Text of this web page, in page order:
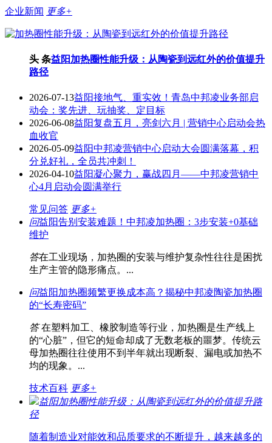
企业新闻 更多+
头 条益阳加热圈性能升级：从陶瓷到远红外的价值提升
路径
2026-07-13益阳接地气、重实效！青岛中邦凌业务部启
动会：奖先进、玩抽奖、定目标
2026-06-08益阳复盘五月，亮剑六月 | 营销中心启动会热
血收官
2026-05-09益阳中邦凌营销中心启动大会圆满落幕，积
分兑好礼，全员共冲刺！
2026-04-10益阳凝心聚力，赢战四月——中邦凌营销中
心4月启动会圆满举行
常见问答 更多+
问益阳告别安装难题！中邦凌加热圈：3步安装+0基础
维护
答在工业现场，加热圈的安装与维护复杂性往往是困扰
生产主管的隐形痛点。...
问益阳加热圈频繁更换成本高？揭秘中邦凌陶瓷加热圈
的“长寿密码”
答在塑料加工、橡胶制造等行业，加热圈是生产线上
的“心脏”，但它的短命却成了无数老板的噩梦。传统云
母加热圈往往使用不到半年就出现断裂、漏电或加热不
均的现象。...
技术百科 更多+
益阳加热圈性能升级：从陶瓷到远红外的价值提升路
径
随着制造业对能效和品质要求的不断提升，越来越多的